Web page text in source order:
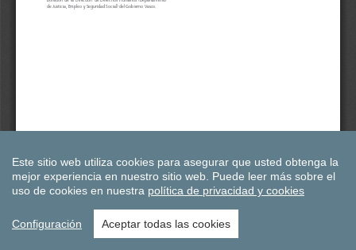
Este sitio web utiliza cookies para asegurar que usted obtenga la
mejor experiencia en nuestro sitio web. Puede leer más sobre el
uso de cookies en nuestra política de privacidad y cookies
Configuración Aceptar todas las cookies